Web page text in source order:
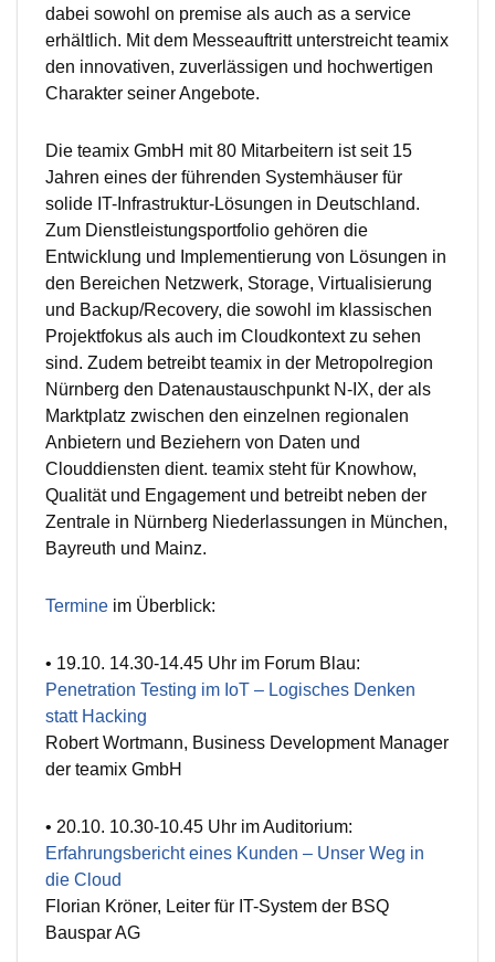
dabei sowohl on premise als auch as a service
erhältlich. Mit dem Messeauftritt unterstreicht teamix
den innovativen, zuverlässigen und hochwertigen
Charakter seiner Angebote.
Die teamix GmbH mit 80 Mitarbeitern ist seit 15
Jahren eines der führenden Systemhäuser für
solide IT-Infrastruktur-Lösungen in Deutschland.
Zum Dienstleistungsportfolio gehören die
Entwicklung und Implementierung von Lösungen in
den Bereichen Netzwerk, Storage, Virtualisierung
und Backup/Recovery, die sowohl im klassischen
Projektfokus als auch im Cloudkontext zu sehen
sind. Zudem betreibt teamix in der Metropolregion
Nürnberg den Datenaustauschpunkt N-IX, der als
Marktplatz zwischen den einzelnen regionalen
Anbietern und Beziehern von Daten und
Clouddiensten dient. teamix steht für Knowhow,
Qualität und Engagement und betreibt neben der
Zentrale in Nürnberg Niederlassungen in München,
Bayreuth und Mainz.
Termine im Überblick:
• 19.10. 14.30-14.45 Uhr im Forum Blau:
Penetration Testing im IoT – Logisches Denken
statt Hacking
Robert Wortmann, Business Development Manager
der teamix GmbH
• 20.10. 10.30-10.45 Uhr im Auditorium:
Erfahrungsbericht eines Kunden – Unser Weg in
die Cloud
Florian Kröner, Leiter für IT-System der BSQ
Bauspar AG